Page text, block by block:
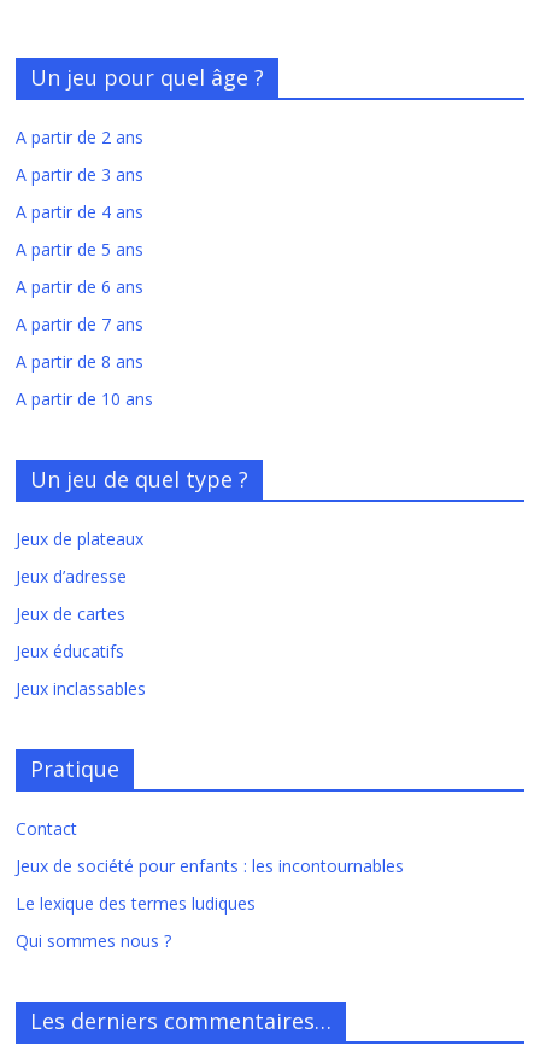
Un jeu pour quel âge ?
A partir de 2 ans
A partir de 3 ans
A partir de 4 ans
A partir de 5 ans
A partir de 6 ans
A partir de 7 ans
A partir de 8 ans
A partir de 10 ans
Un jeu de quel type ?
Jeux de plateaux
Jeux d’adresse
Jeux de cartes
Jeux éducatifs
Jeux inclassables
Pratique
Contact
Jeux de société pour enfants : les incontournables
Le lexique des termes ludiques
Qui sommes nous ?
Les derniers commentaires…